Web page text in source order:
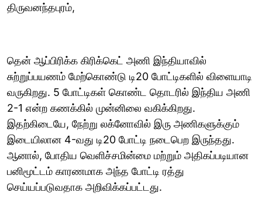
திருவனந்தபுரம்,
தென் ஆப்பிரிக்க கிரிக்கெட் அணி இந்தியாவில்
சுற்றுப்பயணம் மேற்கொண்டு டி20 போட்டிகளில் விளையாடி
வருகிறது. 5 போட்டிகள் கொண்ட தொடரில் இந்திய அணி
2-1 என்ற கணக்கில் முன்னிலை வகிக்கிறது.
இதற்கிடையே, நேற்று லக்னோவில் இரு அணிகளுக்கும்
இடையிலான 4-வது டி20 போட்டி நடைபெற இருந்தது.
ஆனால், போதிய வெளிச்சமின்மை மற்றும் அதிகப்படியான
பனிமூட்டம் காரணமாக அந்த போட்டி ரத்து
செய்யப்படுவதாக அறிவிக்கப்பட்டது.